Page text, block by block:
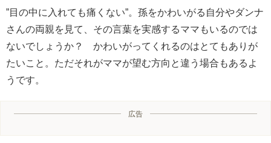
”目の中に入れても痛くない”。孫をかわいがる自分やダンナ
さんの両親を見て、その言葉を実感するママもいるのでは
ないでしょうか？ かわいがってくれるのはとてもありが
たいこと。ただそれがママが望む方向と違う場合もあるよ
うです。
広告